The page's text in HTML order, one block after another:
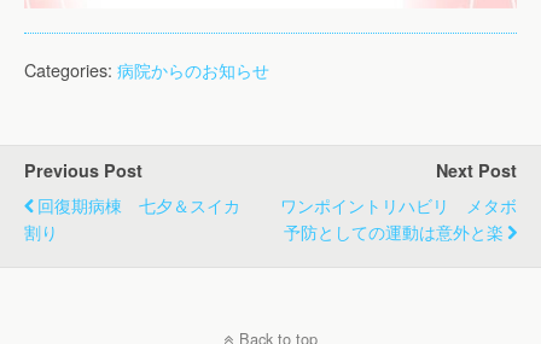
Categories: 病院からのお知らせ
Previous Post
回復期病棟 七夕＆スイカ
割り
Next Post
ワンポイントリハビリ メタボ
予防としての運動は意外と楽
Back to top